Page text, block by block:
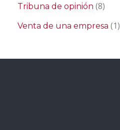
Tribuna de opinión (8)
Venta de una empresa (1)